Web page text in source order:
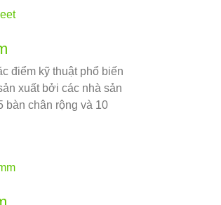
điểm kỹ thuật phổ biến
xuất bởi các nhà sản
bàn chân rộng và 10